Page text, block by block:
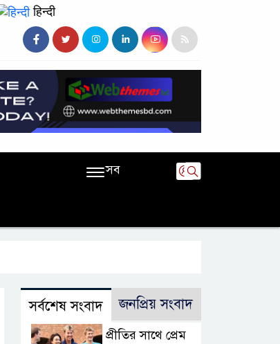
हिन्दी
সব
সর্বশেষ সংবাদ জনপ্রিয় সংবাদ
প্রীতির সাথে প্রেম